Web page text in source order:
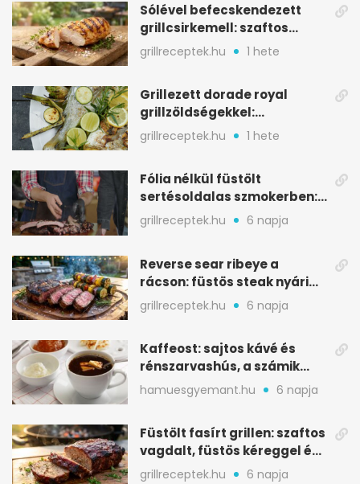
Sólével befecskendezett
grillcsirkemell: szaftos
marad, nem szárad ki
grillreceptek.hu 1 hete
Grillezett dorade royal
grillzöldségekkel:
mediterrán ízek a rostélyról
grillreceptek.hu 1 hete
Fólia nélkül füstölt
sertésoldalas szmokerben:
ropogós bark, 6 óra
grillreceptek.hu 6 napja
Reverse sear ribeye a
rácson: füstös steak nyári
tökkebabbal
grillreceptek.hu 6 napja
Kaffeost: sajtos kávé és
rénszarvashús, a számik
melegítő itala
hamuesgyemant.hu 6 napja
Füstölt fasírt grillen: szaftos
vagdalt, füstös kéreggel és
BBQ mázzal
grillreceptek.hu 6 napja